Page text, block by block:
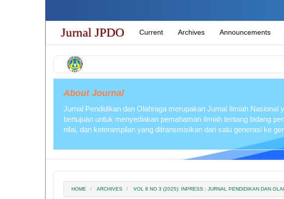
page
content
Main
Navigation
Main
Content
Sidebar
Jurnal JPDO Current Archives Announcements
About Journal
Jurnal Pendidikan dan Olahraga merupakan Jurnal Ilmiah
bertujuan untuk menyediakan pemahaman ilmiah tentang bidang
nilai, dan keterampilan yang ditransmisikan dari satu generasi ke
HOME ARCHIVES VOL 8 NO 3 (2025): INPRESS : JURNAL PENDIDIKAN DAN